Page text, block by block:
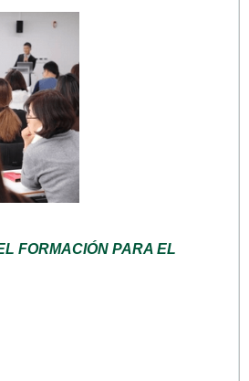
FORMACIÓN PARA EL